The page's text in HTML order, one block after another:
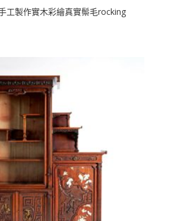
工製作實木彩繪真實鬃毛rocking